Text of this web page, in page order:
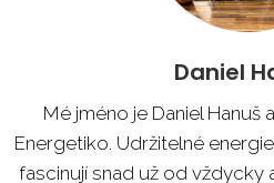
Daniel
Mé jméno je Daniel
Energetiko. Udržitelné
fascinují snad už od vždycky